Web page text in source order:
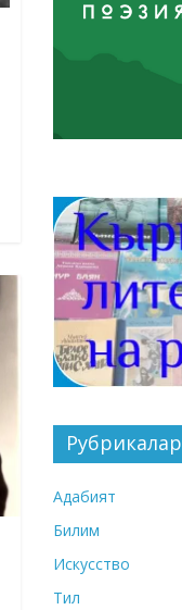
Рубрикалар
Адабият
Билим
Искусство
Тил